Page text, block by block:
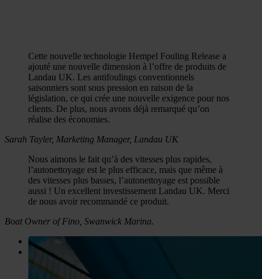
Cette nouvelle technologie Hempel Fouling Release a
ajouté une nouvelle dimension à l’offre de produits de
Landau UK. Les antifoulings conventionnels
saisonniers sont sous pression en raison de la
législation, ce qui crée une nouvelle exigence pour nos
clients. De plus, nous avons déjà remarqué qu’on
réalise des économies.
Sarah Tayler, Marketing Manager, Landau UK
Nous aimons le fait qu’à des vitesses plus rapides,
l’autonettoyage est le plus efficace, mais que même à
des vitesses plus basses, l’autonettoyage est possible
aussi ! Un excellent investissement Landau UK. Merci
de nous avoir recommandé ce produit.
Boat Owner of Fino, Swanwick Marina.